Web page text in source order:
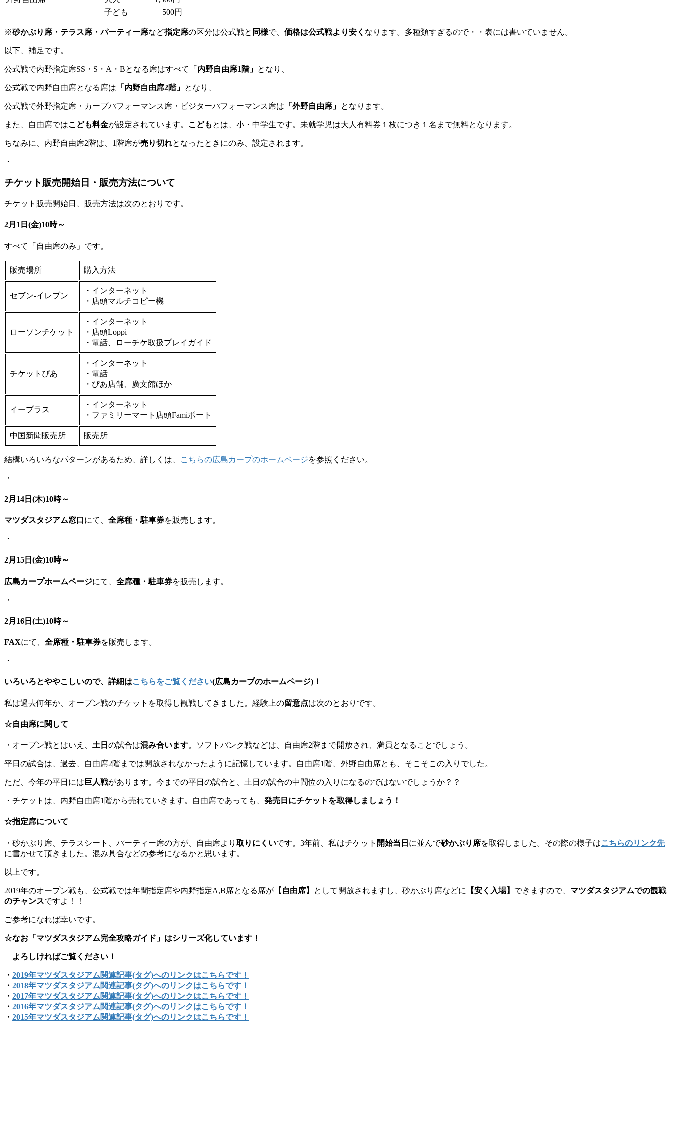
子ども
500円
※砂かぶり席・テラス席・パーティー席など指定席の区分は公式戦と 同様で、 価格は公式戦より安く なります。多種類すぎるので・・表には書いていません。
以下、補足です。
公式戦で内野指定席SS・S・A・Bとなる席はすべて「 内野自由席1階」 となり、
公式戦で内野自由席となる席は 「内野自由席2階」 となり、
公式戦で外野指定席・カープパフォーマンス席・ビジターパフォーマンス席は 「外野自由席」 となります。
また、自由席ではこども料金が設定されています。 こども とは、小・中学生です。未就学児は大人有料券１枚につき１名まで無料となります。
ちなみに、内野自由席2階は、1階席が売り切れとなったときにのみ、設定されます。
・
チケット販売開始日・販売方法について
チケット販売開始日、販売方法は次のとおりです。
2月1日(金)10時～
すべて「自由席のみ」です。
販売場所 購入方法
セブン‐イレブン
・インターネット
・店頭マルチコピー機
ローソンチケット
・インターネット
・店頭Loppi
・電話、ローチケ取扱プレイガイド
チケットぴあ
・インターネット
・電話
・ぴあ店舗、廣文館ほか
イープラス
・インターネット
・ファミリーマート店頭Famiポート
中国新聞販売所 販売所
結構いろいろなパターンがあるため、詳しくは、 こちらの広島カープのホームページを参照ください。
・
2月14日(木)10時～
マツダスタジアム窓口 にて、 全席種・駐車券を販売します。
・
2月15日(金)10時～
広島カープホームページにて、 全席種・駐車券を販売します。
・
2月16日(土)10時～
FAXにて、 全席種・駐車券を販売します。
・
いろいろとややこしいので、詳細はこちらをご覧ください(広島カープのホームページ) ！
私は過去何年か、オープン戦のチケットを取得し観戦してきました。経験上の留意点は次のとおりです。
☆自由席に関して
・オープン戦とはいえ、 土日 の試合は混み合います。ソフトバンク戦などは、自由席2階まで開放され、満員となることでしょう。
平日の試合は、過去、自由席2階までは開放されなかったように記憶しています。自由席1階、外野自由席とも、そこそこの入りでした。
ただ、今年の平日には 巨人戦があります。今までの平日の試合と、土日の試合の中間位の入りになるのではないでしょうか？？
・チケットは、内野自由席1階から売れていきます。自由席であっても、 発売日にチケットを取得しましょう！
☆指定席について
・砂かぶり席、テラスシート、パーティー席の方が、自由席より 取りにくいです。3年前、私はチケット 開始当日 に並んで砂かぶり席を取得しました。その際の様子はこちらのリンク先
に書かせて頂きました。混み具合などの参考になるかと思います。
以上です。
2019年のオープン戦も、公式戦では年間指定席や内野指定A,B席となる席が 【自由席】 として開放されますし、砂かぶり席などに 【安く入場】 できますので、 マツダスタジアムでの観戦
のチャンスですよ！！
ご参考になれば幸いです。
☆なお「マツダスタジアム完全攻略ガイド」はシリーズ化しています！
よろしければご覧ください！
・ 2019年マツダスタジアム関連記事(タグ)へのリンクはこちらです！
・ 2018年マツダスタジアム関連記事(タグ)へのリンクはこちらです！
・ 2017年マツダスタジアム関連記事(タグ)へのリンクはこちらです！
・ 2016年マツダスタジアム関連記事(タグ)へのリンクはこちらです！
・ 2015年マツダスタジアム関連記事(タグ)へのリンクはこちらです！